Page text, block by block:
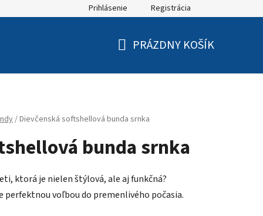
Prihlásenie Registrácia
PRÁZDNY KOŠÍK
/Dievčenská softshellová bunda srnka
bunda srnka
ktorá je nielen štýlová, ale aj funkčná?
perfektnou voľbou do premenlivého počasia.